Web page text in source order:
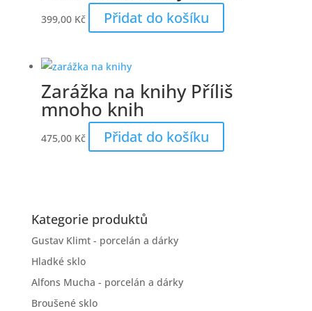
399,00 Kč Přidat do košíku
Zarážka na knihy Příliš
mnoho knih
475,00 Kč Přidat do košíku
Kategorie produktů
Gustav Klimt - porcelán a dárky
Hladké sklo
Alfons Mucha - porcelán a dárky
Broušené sklo